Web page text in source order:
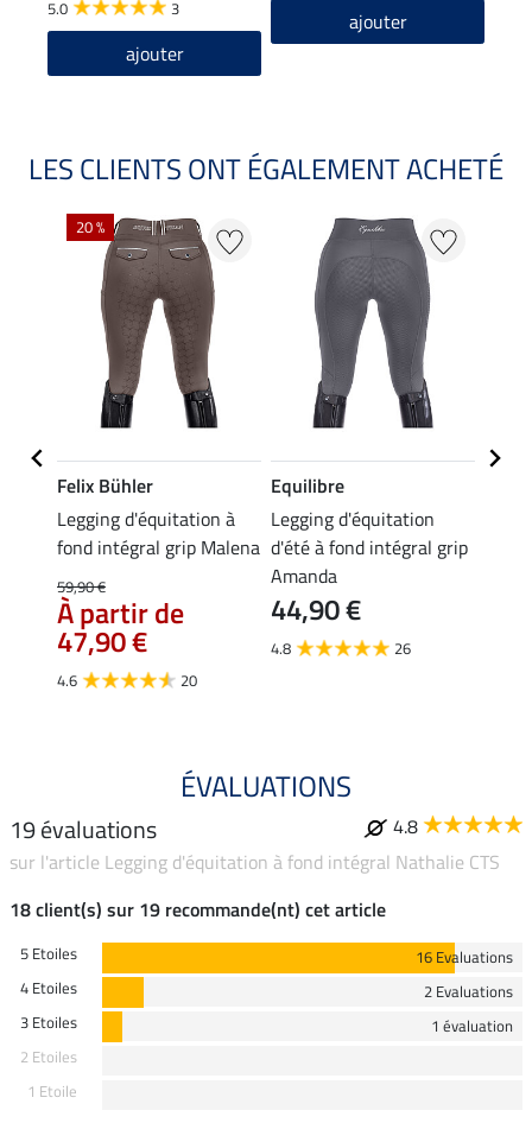
5.0 3
ajouter
ajouter
LES CLIENTS ONT ÉGALEMENT ACHETÉ
20 %
Felix Bühler
Legging d'équitation à
fond intégral grip Malena
59,90 €
À partir de
47,90 €
4.6 20
Equilibre
Legging d'équitation
d'été à fond intégral grip
Amanda
44,90 €
4.8 26
ÉVALUATIONS
19 évaluations
4.8
sur l'article Legging d'équitation à fond intégral Nathalie CTS
18 client(s) sur 19 recommande(nt) cet article
5 Etoiles
16 Evaluations
4 Etoiles
2 Evaluations
3 Etoiles
1 évaluation
2 Etoiles
1 Etoile